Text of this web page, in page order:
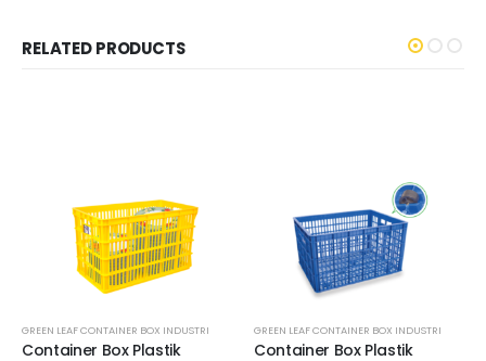
RELATED PRODUCTS
GREEN LEAF CONTAINER BOX INDUSTRI,KERANJANG INDUSTRI,KERANJANG INDUSTRI AMBON
INDUSTRI SEDANG GREEN LEAF,GREEN LEAF GREEN LEAF CONTAINER BOX INDUSTRI,
GREEN LEAF CONTAINER BOX INDUSTRI
Container Box Plastik
GREEN LEAF CONTAINER BOX INDUSTRI
Container Box Plastik